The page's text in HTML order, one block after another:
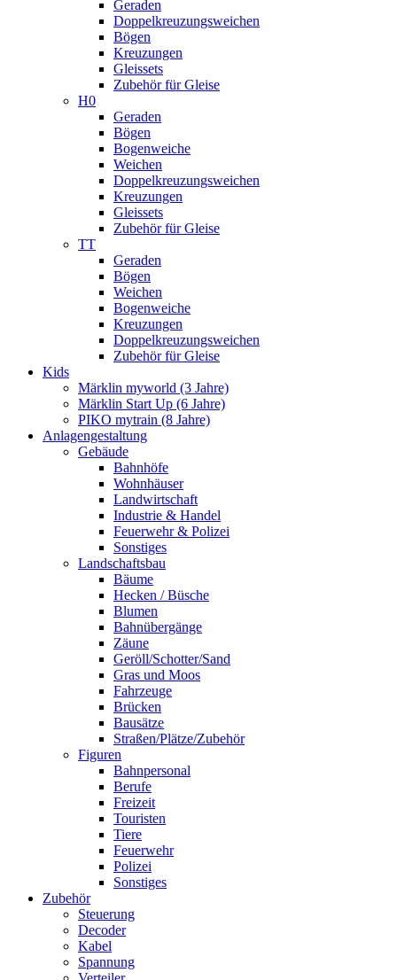
Geraden
Doppelkreuzungsweichen
Bögen
Kreuzungen
Gleissets
Zubehör für Gleise
H0
Geraden
Bögen
Bogenweiche
Weichen
Doppelkreuzungsweichen
Kreuzungen
Gleissets
Zubehör für Gleise
TT
Geraden
Bögen
Weichen
Bogenweiche
Kreuzungen
Doppelkreuzungsweichen
Zubehör für Gleise
Kids
Märklin myworld (3 Jahre)
Märklin Start Up (6 Jahre)
PIKO mytrain (8 Jahre)
Anlagengestaltung
Gebäude
Bahnhöfe
Wohnhäuser
Landwirtschaft
Industrie & Handel
Feuerwehr & Polizei
Sonstiges
Landschaftsbau
Bäume
Hecken / Büsche
Blumen
Bahnübergänge
Zäune
Geröll/Schotter/Sand
Gras und Moos
Fahrzeuge
Brücken
Bausätze
Straßen/Plätze/Zubehör
Figuren
Bahnpersonal
Berufe
Freizeit
Touristen
Tiere
Feuerwehr
Polizei
Sonstiges
Zubehör
Steuerung
Decoder
Kabel
Spannung